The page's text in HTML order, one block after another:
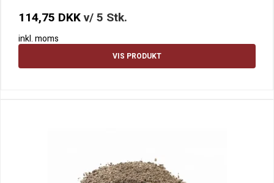
114,75 DKKv/ 5 Stk.
inkl. moms
VIS PRODUKT